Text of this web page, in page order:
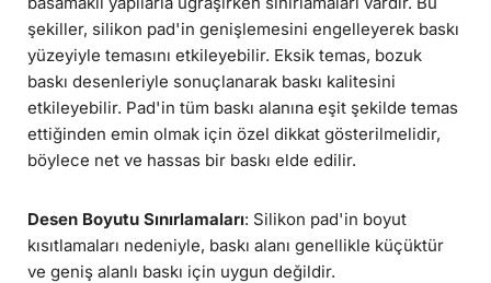
şekiller, silikon pad'in genişlemesini engelleyerek baskı
yüzeyiyle temasını etkileyebilir. Eksik temas, bozuk
baskı desenleriyle sonuçlanarak baskı kalitesini
etkileyebilir. Pad'in tüm baskı alanına eşit şekilde temas
ettiğinden emin olmak için özel dikkat gösterilmelidir,
böylece net ve hassas bir baskı elde edilir.
Desen Boyutu Sınırlamaları: Silikon pad'in boyut
kısıtlamaları nedeniyle, baskı alanı genellikle küçüktür
ve geniş alanlı baskı için uygun değildir.